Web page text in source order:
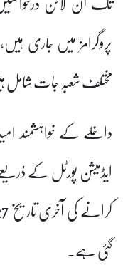
پروگرامز میں جاری
مختلف شعبہ جات
داخلے کے خواہشمند
ایڈمیشن پورٹل کے
گئی ہے۔